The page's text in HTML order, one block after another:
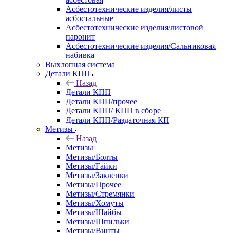
Асбестотехнические изделия/листы
асбостальные
Асбестотехнические изделия/листовой
паронит
Асбестотехнические изделия/Сальниковая
набивка
Выхлопная система
Детали КПП
Назад
Детали КПП
Детали КПП/прочее
Детали КПП/ КПП в сборе
Детали КПП/Раздаточная КП
Метизы
Назад
Метизы
Метизы/Болты
Метизы/Гайки
Метизы/Заклепки
Метизы/Прочее
Метизы/Стремянки
Метизы/Хомуты
Метизы/Шайбы
Метизы/Шпильки
Метизы/Винты